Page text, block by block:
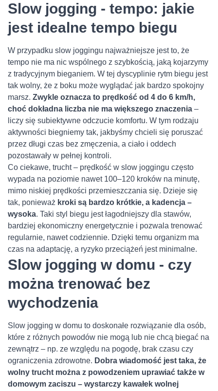
Slow jogging - tempo: jakie
jest idealne tempo biegu
W przypadku slow joggingu najważniejsze jest to, że
tempo nie ma nic wspólnego z szybkością, jaką kojarzymy
z tradycyjnym bieganiem. W tej dyscyplinie rytm biegu jest
tak wolny, że z boku może wyglądać jak bardzo spokojny
marsz. Zwykle oznacza to prędkość od 4 do 6 km/h,
choć dokładna liczba nie ma większego znaczenia –
liczy się subiektywne odczucie komfortu. W tym rodzaju
aktywności biegniemy tak, jakbyśmy chcieli się poruszać
przez długi czas bez zmęczenia, a ciało i oddech
pozostawały w pełnej kontroli.
Co ciekawe, trucht – prędkość w slow joggingu często
wypada na poziomie nawet 100–120 kroków na minutę,
mimo niskiej prędkości przemieszczania się. Dzieje się
tak, ponieważ kroki są bardzo krótkie, a kadencja –
wysoka. Taki styl biegu jest łagodniejszy dla stawów,
bardziej ekonomiczny energetycznie i pozwala trenować
regularnie, nawet codziennie. Dzięki temu organizm ma
czas na adaptację, a ryzyko przeciążeń jest minimalne.
Slow jogging w domu - czy
można trenować bez
wychodzenia
Slow jogging w domu to doskonałe rozwiązanie dla osób,
które z różnych powodów nie mogą lub nie chcą biegać na
zewnątrz – np. ze względu na pogodę, brak czasu czy
ograniczenia zdrowotne. Dobra wiadomość jest taka, że
wolny trucht można z powodzeniem uprawiać także w
domowym zaciszu – wystarczy kawałek wolnej